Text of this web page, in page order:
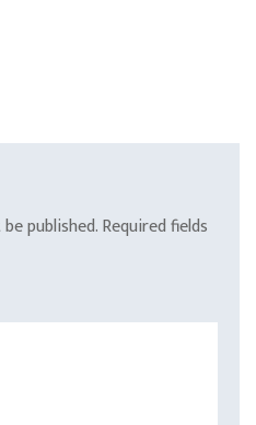
published.Required fields